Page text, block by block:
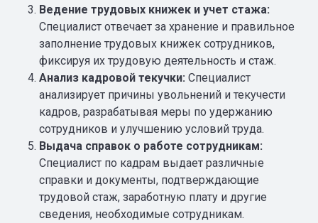
Ведение трудовых книжек и учет стажа:
Специалист отвечает за хранение и правильное
заполнение трудовых книжек сотрудников,
фиксируя их трудовую деятельность и стаж.
Анализ кадровой текучки: Специалист
анализирует причины увольнений и текучести
кадров, разрабатывая меры по удержанию
сотрудников и улучшению условий труда.
Выдача справок о работе сотрудникам:
Специалист по кадрам выдает различные
справки и документы, подтверждающие
трудовой стаж, заработную плату и другие
сведения, необходимые сотрудникам.